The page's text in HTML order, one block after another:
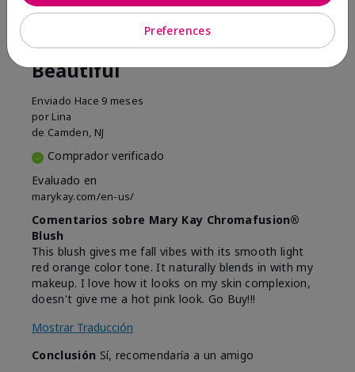
Beautiful
Enviado Hace 9 meses
por Lina
de Camden, NJ
Comprador verificado
Evaluado en
marykay.com/en-us/
Comentarios sobre Mary Kay Chromafusion®
Blush
This blush gives me fall vibes with its smooth light
red orange color tone. It naturally blends in with my
makeup. I love how it looks on my skin complexion,
doesn't give me a hot pink look. Go Buy!!!
Mostrar Traducción
Conclusión Sí, recomendaría a un amigo
Preferences